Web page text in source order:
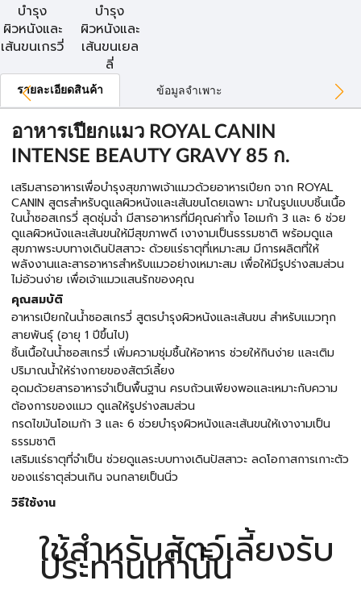
บำรุง
ผิวหนังและ
เส้นขนเกรวี่
บำรุง
ผิวหนังและ
เส้นขนเยล
ลี่
รายละเอียดสินค้า ข้อมูลจำเพาะ
อาหารเปียกแมว ROYAL CANIN
INTENSE BEAUTY GRAVY 85 ก.
เสริมสารอาหารเพื่อบำรุงสุขภาพเจ้าแมวด้วยอาหารเปียก จาก ROYAL
CANIN สูตรสำหรับดูแลผิวหนังและเส้นขนโดยเฉพาะ มาในรูปแบบชิ้นเนื้อ
ในน้ำซอสเกรวี่ สุดชุ่มฉ่ำ มีสารอาหารที่มีคุณค่าทั้ง โอเมก้า 3 และ 6 ช่วย
ดูแลผิวหนังและเส้นขนให้มีสุขภาพดี เงางามเป็นธรรมชาติ พร้อมดูแล
สุขภาพระบบทางเดินปัสสาวะ ด้วยแร่ธาตุที่เหมาะสม มีการผลิตที่ให้
พลังงานและสารอาหารสำหรับแมวอย่างเหมาะสม เพื่อให้มีรูปร่างสมส่วน
ไม่อ้วนง่าย เพื่อเจ้าแมวแสนรักของคุณ
คุณสมบัติ
อาหารเปียกในน้ำซอสเกรวี่ สูตรบำรุงผิวหนังและเส้นขน สำหรับแมวทุก
สายพันธุ์ (อายุ 1 ปีขึ้นไป)
ชิ้นเนื้อในน้ำซอสเกรวี่ เพิ่มความชุ่มชื้นให้อาหาร ช่วยให้กินง่าย และเติม
ปริมาณน้ำให้ร่างกายของสัตว์เลี้ยง
อุดมด้วยสารอาหารจำเป็นพื้นฐาน ครบถ้วนเพียงพอและเหมาะกับความ
ต้องการของแมว ดูแลให้รูปร่างสมส่วน
กรดไขมันโอเมก้า 3 และ 6 ช่วยบำรุงผิวหนังและเส้นขนให้เงางามเป็น
ธรรมชาติ
เสริมแร่ธาตุที่จำเป็น ช่วยดูแลระบบทางเดินปัสสาวะ ลดโอกาสการเกาะตัว
ของแร่ธาตุส่วนเกิน จนกลายเป็นนิ่ว
วิธีใช้งาน
ใช้สำหรับสัตว์เลี้ยงรับ
ประทานเท่านั้น